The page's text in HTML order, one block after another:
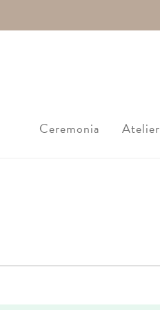
Ceremonia Atelier